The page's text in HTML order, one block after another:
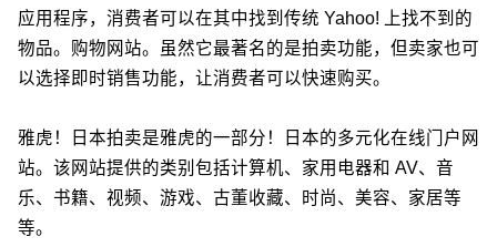
应用程序，消费者可以在其中找到传统 Yahoo! 上找不到的
物品。购物网站。虽然它最著名的是拍卖功能，但卖家也可
以选择即时销售功能，让消费者可以快速购买。
雅虎！日本拍卖是雅虎的一部分！日本的多元化在线门户网
站。该网站提供的类别包括计算机、家用电器和 AV、音
乐、书籍、视频、游戏、古董收藏、时尚、美容、家居等
等。